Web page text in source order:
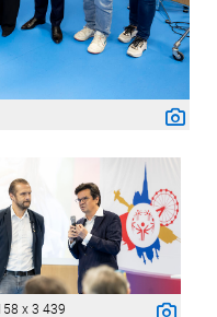
x 3 439